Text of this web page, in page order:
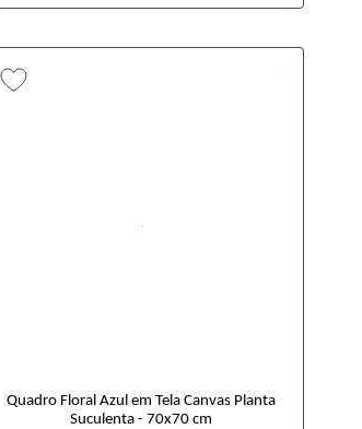
Quadro Floral Azul em Tela Canvas Planta
Suculenta - 70x70 cm